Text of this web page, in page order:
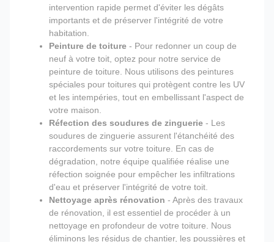
intervention rapide permet d'éviter les dégâts
importants et de préserver l'intégrité de votre
habitation.
Peinture de toiture - Pour redonner un coup de
neuf à votre toit, optez pour notre service de
peinture de toiture. Nous utilisons des peintures
spéciales pour toitures qui protègent contre les UV
et les intempéries, tout en embellissant l'aspect de
votre maison.
Réfection des soudures de zinguerie - Les
soudures de zinguerie assurent l'étanchéité des
raccordements sur votre toiture. En cas de
dégradation, notre équipe qualifiée réalise une
réfection soignée pour empêcher les infiltrations
d'eau et préserver l'intégrité de votre toit.
Nettoyage après rénovation - Après des travaux
de rénovation, il est essentiel de procéder à un
nettoyage en profondeur de votre toiture. Nous
éliminons les résidus de chantier, les poussières et